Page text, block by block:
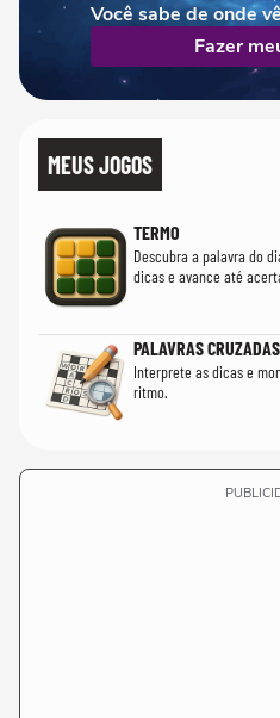
Você sabe de onde
Fazer
MEUS JOGOS
TERMO
Descubra a palavra do
dicas e avance até
PALAVRAS CRUZADAS
Interprete as dicas e
ritmo.